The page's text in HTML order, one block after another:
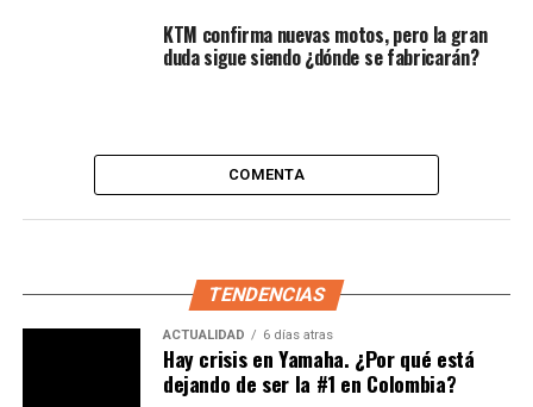
BMW S 1000 RR.Sus dimensiones y su bajo peso
prometen agilidad en el manejo.
KTM confirma nuevas motos, pero la gran
duda sigue siendo ¿dónde se fabricarán?
COMENTA
TENDENCIAS
ACTUALIDAD 6 días atras
Hay crisis en Yamaha. ¿Por qué está
dejando de ser la #1 en Colombia?